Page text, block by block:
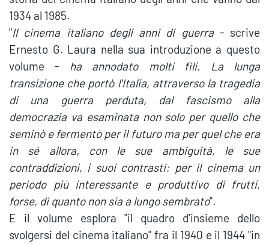
1934 al 1985.
"Il cinema italiano degli anni di guerra- scrive
Ernesto G. Laura nella sua introduzione a questo
volume - ha annodato molti fili. La lunga
transizione che portò l'Italia, attraverso la tragedia
di una guerra perduta, dal fascismo alla
democrazia va esaminata non solo per quello che
seminò e fermentò per il futuro ma per quel che era
in sé allora, con le sue ambiguità, le sue
contraddizioni, i suoi contrasti: per il cinema un
periodo più interessante e produttivo di frutti,
forse, di quanto non sia a lungo sembrato".
E il volume esplora "il quadro d'insieme dello
svolgersi del cinema italiano" fra il 1940 e il 1944 "in